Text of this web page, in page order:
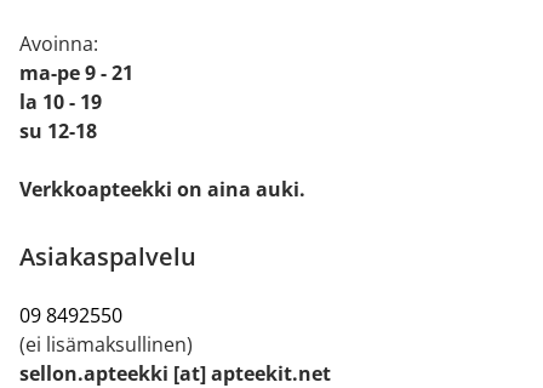
Avoinna:
ma-pe 9 - 21
la 10 - 19
su 12-18
Verkkoapteekki on aina auki.
Asiakaspalvelu
09 8492550
(ei lisämaksullinen)
sellon.apteekki [at] apteekit.net